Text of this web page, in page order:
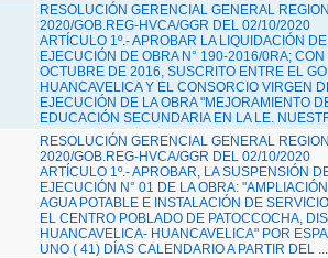
RESOLUCIÓN GERENCIAL GENERAL
2020/GOB.REG-HVCA/GGR DEL 02/10/2020
ARTÍCULO 1º.- APROBAR LA LIQUIDACIÓN
EJECUCIÓN DE OBRA N° 190-2016/0RA;
OCTUBRE DE 2016, SUSCRITO ENTRE EL
HUANCAVELICA Y EL CONSORCIO VIRGEN
EJECUCIÓN DE LA OBRA "MEJORAMIENTO
EDUCACIÓN SECUNDARIA EN LA LE.
RESOLUCIÓN GERENCIAL GENERAL
2020/GOB.REG-HVCA/GGR DEL 02/10/2020
ARTÍCULO 1º.- APROBAR, LA SUSPENSIÓN
EJECUCIÓN N° 01 DE LA OBRA:
AGUA POTABLE E INSTALACIÓN DE
EL CENTRO POBLADO DE PATOCCOCHA,
HUANCAVELICA- HUANCAVELICA" POR
UNO ( 41) DÍAS CALENDARIO A PARTIR DEL ...